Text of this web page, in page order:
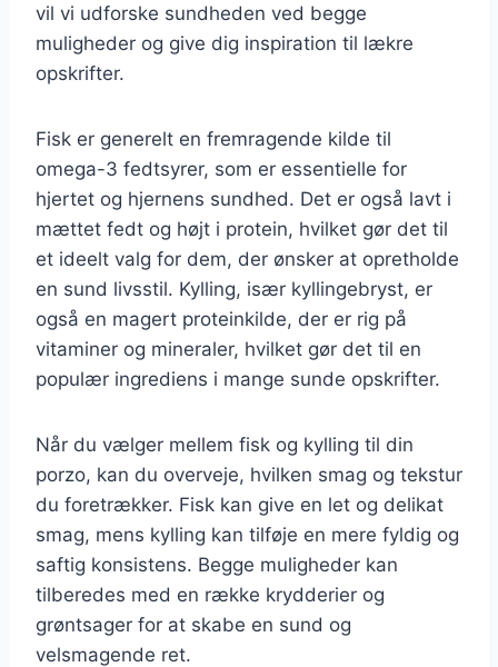
vil vi udforske sundheden ved begge
muligheder og give dig inspiration til lækre
opskrifter.
Fisk er generelt en fremragende kilde til
omega-3 fedtsyrer, som er essentielle for
hjertet og hjernens sundhed. Det er også lavt i
mættet fedt og højt i protein, hvilket gør det til
et ideelt valg for dem, der ønsker at opretholde
en sund livsstil. Kylling, især kyllingebryst, er
også en magert proteinkilde, der er rig på
vitaminer og mineraler, hvilket gør det til en
populær ingrediens i mange sunde opskrifter.
Når du vælger mellem fisk og kylling til din
porzo, kan du overveje, hvilken smag og tekstur
du foretrækker. Fisk kan give en let og delikat
smag, mens kylling kan tilføje en mere fyldig og
saftig konsistens. Begge muligheder kan
tilberedes med en række krydderier og
grøntsager for at skabe en sund og
velsmagende ret.